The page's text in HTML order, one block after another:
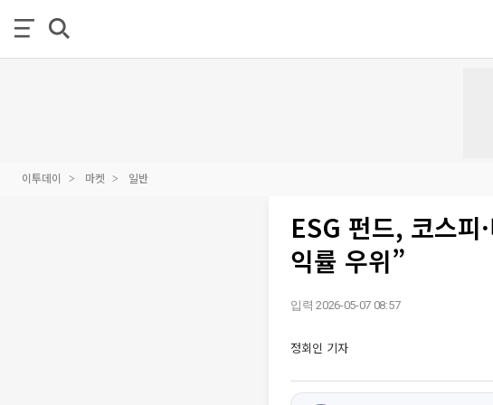
이투데이 마켓 일반
ESG 펀드, 코스
익률 우위”
입력 2026-05-07 08:57
정회인 기자